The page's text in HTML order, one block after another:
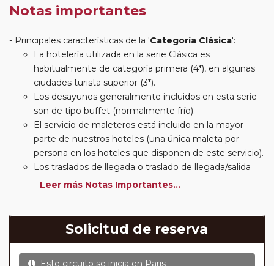
Notas importantes
Principales características de la 'Categoría Clásica':
La hotelería utilizada en la serie Clásica es
habitualmente de categoría primera (4*), en algunas
ciudades turista superior (3*).
Los desayunos generalmente incluidos en esta serie
son de tipo buffet (normalmente frío).
El servicio de maleteros está incluido en la mayor
parte de nuestros hoteles (una única maleta por
persona en los hoteles que disponen de este servicio).
Los traslados de llegada o traslado de llegada/salida
estarán incluidos según itinerario.
suplemento de media pensión (incluirá un número de
almuerzos o cenas señalado en su itinerario).
En muchos itinerarios le incluimos algunas cenas. En
Leer más Notas Importantes...
Solicitud de reserva
Este circuito se inicia en Paris